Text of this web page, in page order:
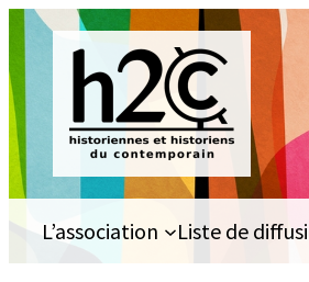
Aller
au
contenu
L’association Liste de